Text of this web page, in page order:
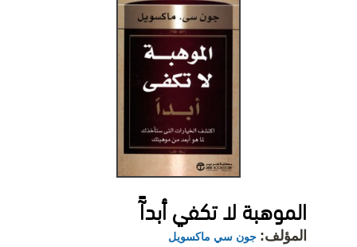
الموهبة لا تكفي أبدآً
المؤلف: جون سي ماكسويل